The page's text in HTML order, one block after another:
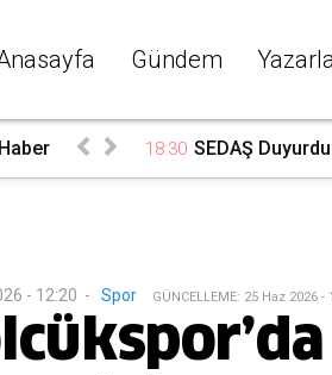
Gündem
18:30 SEDAŞ
- 12:20 - Spor GÜNCELLEME: 25 Haz 2026 -